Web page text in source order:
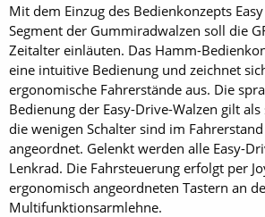
Mit dem Einzug des Bedienkonzepts
Segment der Gummiradwalzen soll die
Zeitalter einläuten. Das Hamm-
eine ­intuitive Bedienung und zeichnet
er­gonomische Fahrerstände aus. Die
Bedienung der Easy-Drive-Walzen gilt
die wenigen Schalter sind im
angeordnet. Gelenkt werden alle Easy-
Lenkrad. Die Fahrsteuerung erfolgt per
ergonomisch angeordneten Tastern an
Multifunktionsarmlehne.